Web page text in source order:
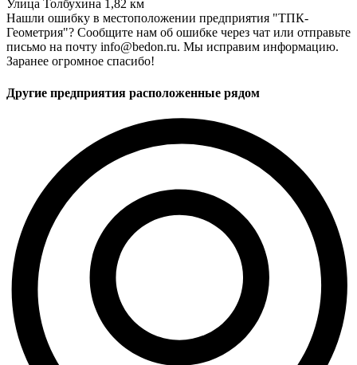
Улица Толбухина 1,82 км
Нашли ошибку в местоположении предприятия "ТПК-
Геометрия"? Сообщите нам об ошибке через чат или отправьте
письмо на почту info@bedon.ru. Мы исправим информацию.
Заранее огромное спасибо!
Другие предприятия расположенные рядом